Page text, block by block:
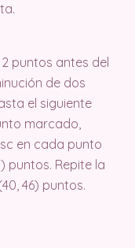
puntos antes del
de dos
el siguiente
marcado,
en cada punto
puntos. Repite la
46) puntos.